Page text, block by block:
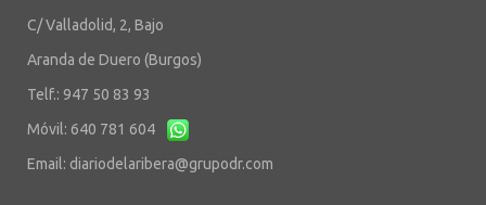
C/ Valladolid, 2, Bajo
Aranda de Duero (Burgos)
Telf.: 947 50 83 93
Móvil: 640 781 604
Email: diariodelaribera@grupodr.com